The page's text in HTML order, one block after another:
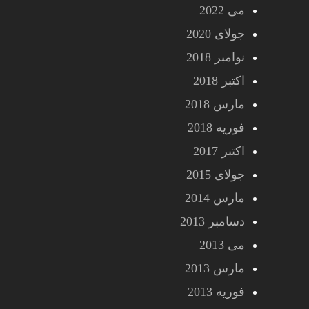
می 2022
جولای 2020
نوامبر 2018
اکتبر 2018
مارس 2018
فوریه 2018
اکتبر 2017
جولای 2015
مارس 2014
دسامبر 2013
می 2013
مارس 2013
فوریه 2013